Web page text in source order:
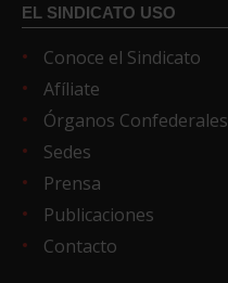
EL SINDICATO USO
Conoce el Sindicato
Afíliate
Órganos Confederales
Sedes
Prensa
Publicaciones
Contacto